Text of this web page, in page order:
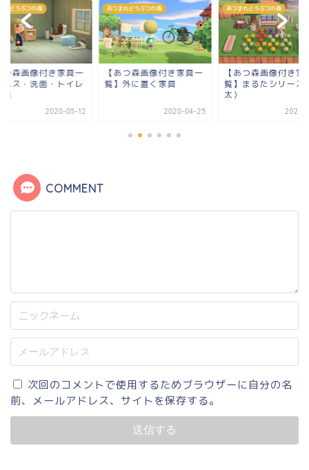
れどうぶつの森
つ森画像付き家具一
バス・洗面・トイレ
具
2020-05-12
あつまれどうぶつの森
【あつ森画像付き家具一
覧】外に置く家具
2020-04-25
あつまれどうぶつの森
【あつ森画像付き家
覧】まるたシリーズ
太）
2020-
COMMENT
次回のコメントで使用するためブラウザーに自分の名
前、メールアドレス、サイトを保存する。